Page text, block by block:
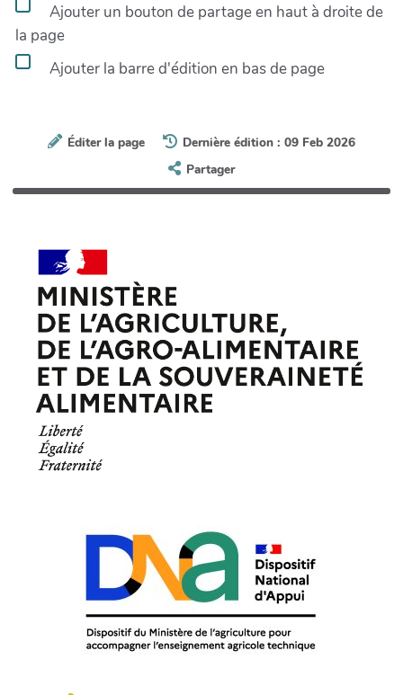
Ajouter un bouton de partage en haut à droite de
la page
Ajouter la barre d'édition en bas de page
Éditer la page
Dernière édition : 09 Feb 2026
Partager